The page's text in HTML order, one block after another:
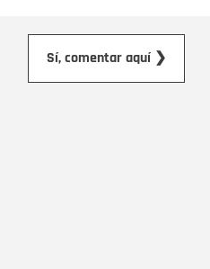
Sí, comentar aquí ❯